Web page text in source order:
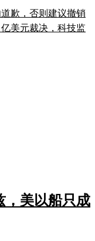
歉，否则建议撤销
美元裁决，科技监
，美以船只成